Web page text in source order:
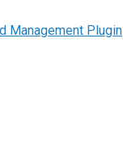
Management Plugin